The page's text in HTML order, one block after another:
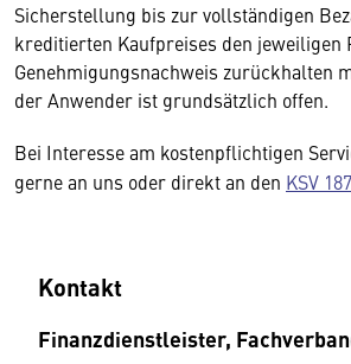
Sicherstellung bis zur vollständigen
kreditierten Kaufpreises den jeweiligen
Genehmigungsnachweis zurückhalten
der Anwender ist grundsätzlich offen.
Bei Interesse am kostenpflichtigen
gerne an uns oder direkt an den KSV
Kontakt
Finanzdienstleister,